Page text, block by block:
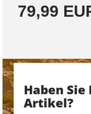
79,99
Haben Sie
Artikel?